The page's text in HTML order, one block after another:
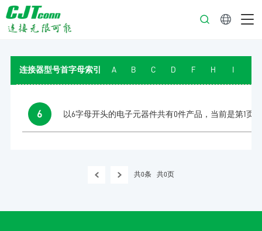
连接器型号首字母索引 A B C D F H
6 以6字母开头的电子元器件共有0件产品，当前是第1页
共0条 共0页